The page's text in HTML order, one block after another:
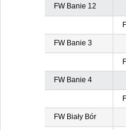
FW Banie 12
FW Banie 3
FW Banie 4
FW Biały Bór